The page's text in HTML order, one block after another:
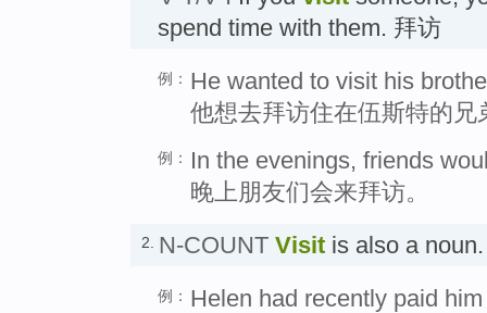
spend time with them. 拜访
例： He wanted to visit his
他想去拜访住在伍斯特的兄
例：
In the evenings, friends
晚上朋友们会来拜访。
2. N-COUNT Visit is also a
例： Helen had recently paid